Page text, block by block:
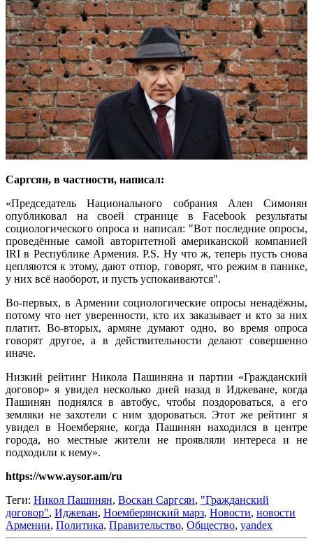
Саргсян, в частности, написал:
«Председатель Национального собрания Ален Симонян
опубликовал на своей странице в Facebook результаты
социологического опроса и написал: "Вот последние опросы,
проведённые самой авторитетной американской компанией
IRI в Республике Армения. P.S. Ну что ж, теперь пусть снова
цепляются к этому, дают отпор, говорят, что режим в панике,
у них всё наоборот, и пусть успокаиваются".
Во-первых, в Армении социологические опросы ненадёжны,
потому что нет уверенности, кто их заказывает и кто за них
платит. Во-вторых, армяне думают одно, во время опроса
говорят другое, а в действительности делают совершенно
иначе.
Низкий рейтинг Никола Пашиняна и партии «Гражданский
договор» я увидел несколько дней назад в Иджеване, когда
Пашинян поднялся в автобус, чтобы поздороваться, а его
земляки не захотели с ним здороваться. Этот же рейтинг я
увидел в Ноемберяне, когда Пашинян находился в центре
города, но местные жители не проявляли интереса и не
подходили к нему».
https://www.aysor.am/ru
Теги: Никол Пашинян, Воскан Саргсян, "Гражданский
договор", Иджеван, Ноемберянский марз, Новости, новости
Армении, Политика, Правительство, Общество, yandex